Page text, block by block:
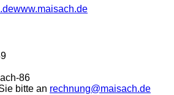
www.maisach.de
86
bitte an rechnung@maisach.de